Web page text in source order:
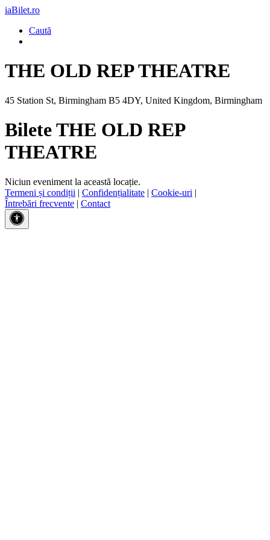
iaBilet.ro
Caută
THE OLD REP THEATRE
45 Station St, Birmingham B5 4DY, United Kingdom, Birmingham
Bilete THE OLD REP
THEATRE
Niciun eveniment la această locație.
Termeni și condiții | Confidențialitate | Cookie-uri |
Întrebări frecvente | Contact